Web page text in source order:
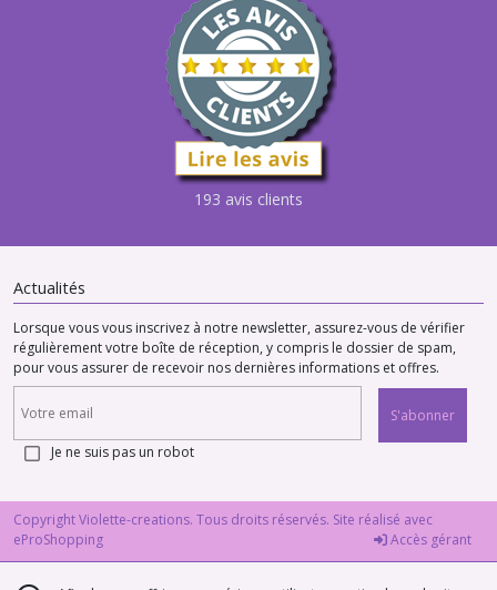
193 avis clients
Actualités
Lorsque vous vous inscrivez à notre newsletter, assurez-vous de vérifier
régulièrement votre boîte de réception, y compris le dossier de spam,
pour vous assurer de recevoir nos dernières informations et offres.
S'abonner
Je ne suis pas un robot
Copyright Violette-creations. Tous droits réservés. Site réalisé avec
eProShopping
Accès gérant